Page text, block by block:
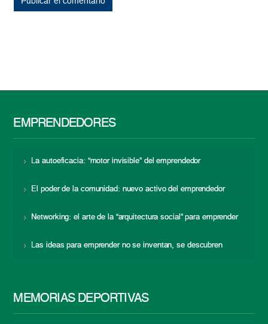
EMPRENDEDORES
La autoeficacia: “motor invisible” del emprendedor
El poder de la comunidad: nuevo activo del emprendedor
Networking: el arte de la “arquitectura social” para emprender
Las ideas para emprender no se inventan, se descubren
MEMORIAS DEPORTIVAS